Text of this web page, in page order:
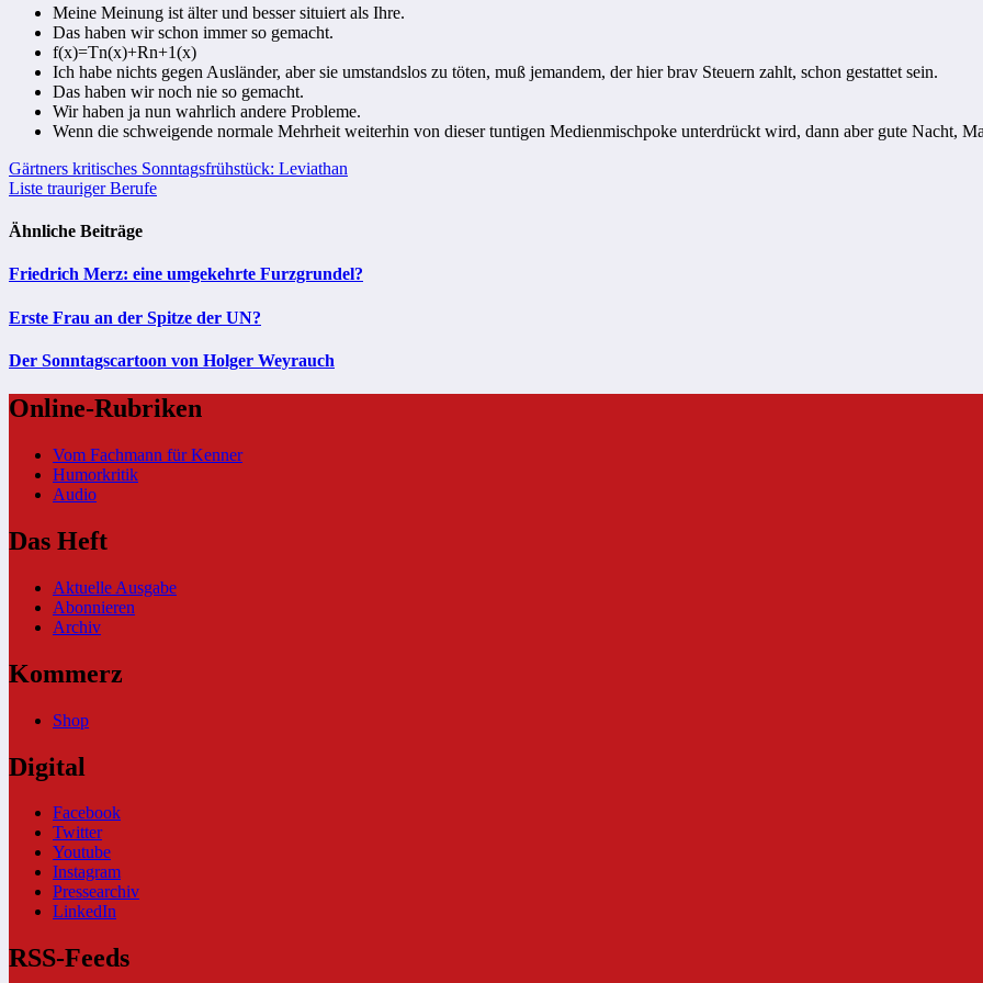
Meine Meinung ist älter und besser situiert als Ihre.
Das haben wir schon immer so gemacht.
f(x)=Tn(x)+Rn+1(x)
Ich habe nichts gegen Ausländer, aber sie umstandslos zu töten, muß jemandem, der hier brav Steuern zahlt, schon gestattet sein.
Das haben wir noch nie so gemacht.
Wir haben ja nun wahrlich andere Probleme.
Wenn die schweigende normale Mehrheit weiterhin von dieser tuntigen Medienmischpoke unterdrückt wird, dann aber gute Nacht,
Beitragsnavigation
Gärtners kritisches Sonntagsfrühstück: Leviathan
Liste trauriger Berufe
Ähnliche Beiträge
Friedrich Merz: eine umgekehrte Furzgrundel?
Erste Frau an der Spitze der UN?
Der Sonntagscartoon von Holger Weyrauch
Online-Rubriken
Vom Fachmann für Kenner
Humorkritik
Audio
Das Heft
Aktuelle Ausgabe
Abonnieren
Archiv
Kommerz
Shop
Digital
Facebook
Twitter
Youtube
Instagram
Pressearchiv
LinkedIn
RSS-Feeds